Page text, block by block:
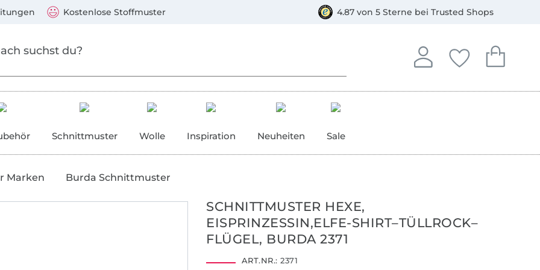
Kostenlose Stoffmuster 4.87 von 5 Sterne bei Trusted Shops
Anmelden
In deinem Konto
Deine
Du hast keine
Dein
Du hast
Schnittmuster Wolle Inspiration Neuheiten Sale
Marken Burda Schnittmuster
SCHNITTMUSTER HEXE,
EISPRINZESSIN,ELFE-SHIRT–TÜLLROCK–
FLÜGEL, BURDA 2371
ART.NR.: 2371
Mastercard, PayPal, Giropay, Kauf auf Rechnung, Vorkasse